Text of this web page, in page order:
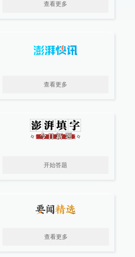
查看更多
查看更多
开始答题
查看更多